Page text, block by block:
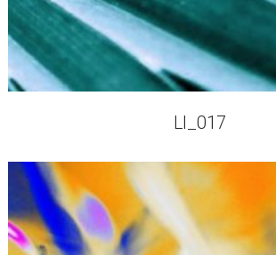
LI_017